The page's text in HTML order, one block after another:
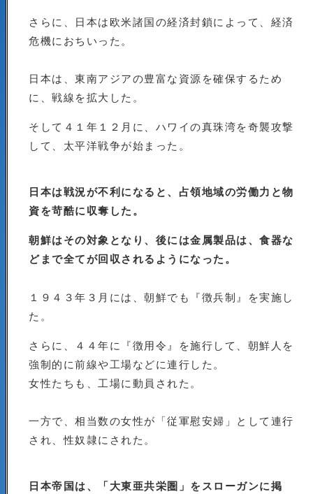
さらに、日本は欧米諸国の経済封鎖によって、経済
危機におちいった。
日本は、東南アジアの豊富な資源を確保するため
に、戦線を拡大した。
そして４１年１２月に、ハワイの真珠湾を奇襲攻撃
して、太平洋戦争が始まった。
日本は戦況が不利になると、占領地域の労働力と物
資を苛酷に収奪した。
朝鮮はその対象となり、後には金属製品は、食器な
どまで全てが回収されるようになった。
１９４３年３月には、朝鮮でも『徴兵制』を実施し
た。
さらに、４４年に『徴用令』を施行して、朝鮮人を
強制的に前線や工場などに連行した。
女性たちも、工場に動員された。
一方で、相当数の女性が「従軍慰安婦」として連行
され、性奴隷にされた。
日本帝国は、「大東亜共栄圏」をスローガンに掲